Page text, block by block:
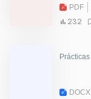
PDF
232
Prácticas
DOCX